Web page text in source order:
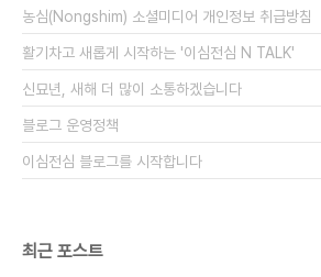
농심(Nongshim) 소셜미디어 개인정보 취급방침
활기차고 새롭게 시작하는 '이심전심 N TALK'
신묘년, 새해 더 많이 소통하겠습니다
블로그 운영정책
이심전심 블로그를 시작합니다
최근 포스트